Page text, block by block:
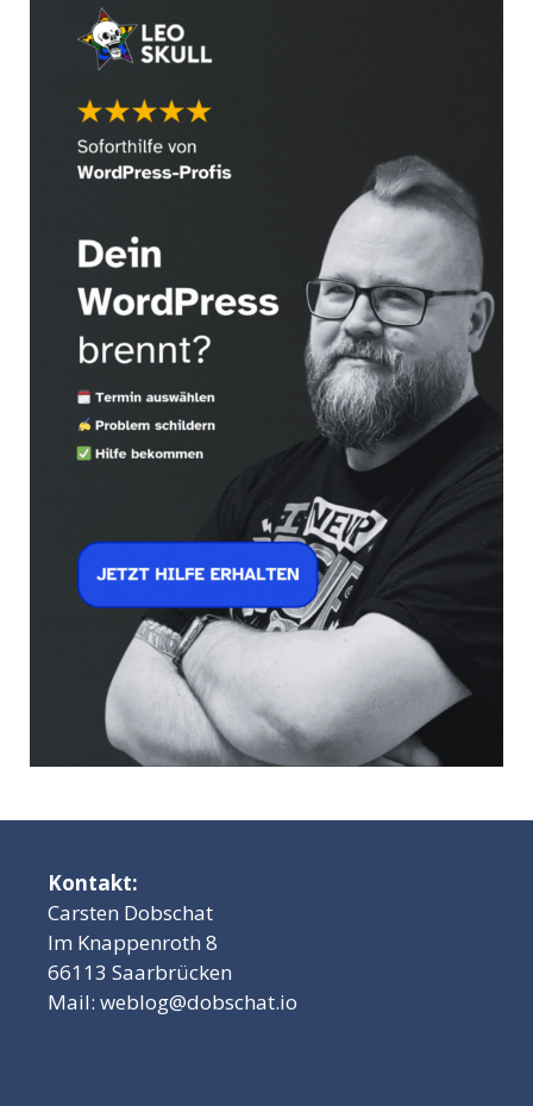
Kontakt:
Carsten Dobschat
Im Knappenroth 8
66113 Saarbrücken
Mail: weblog@dobschat.io